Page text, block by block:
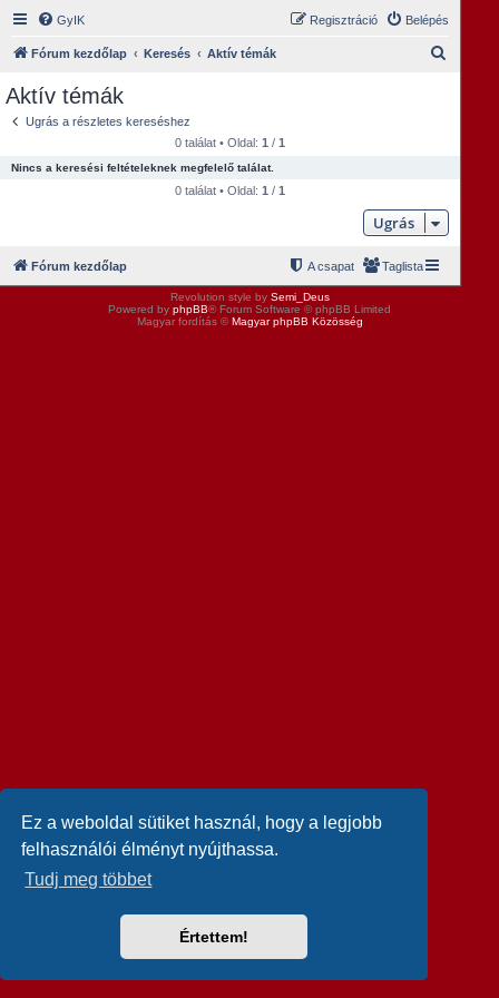
Ez a weboldal sütiket használ, hogy a legjobb
felhasználói élményt nyújthassa.
Tudj meg többet
Értettem!
GyIK Belépés
Regisztráció
Fórum kezdőlap Keresés Aktív témák
s
Aktív témák
Ugrás a részletes kereséshez
0 találat • Oldal:1 /1
Nincs a keresési feltételeknek megfelelő találat.
0 találat • Oldal:1 /1
Ugrás
Fórum kezdőlap Taglista
A csapat
Revolution style by Semi_Deus
Powered by phpBB® Forum Software © phpBB Limited
Magyar fordítás ©Magyar phpBB Közösség